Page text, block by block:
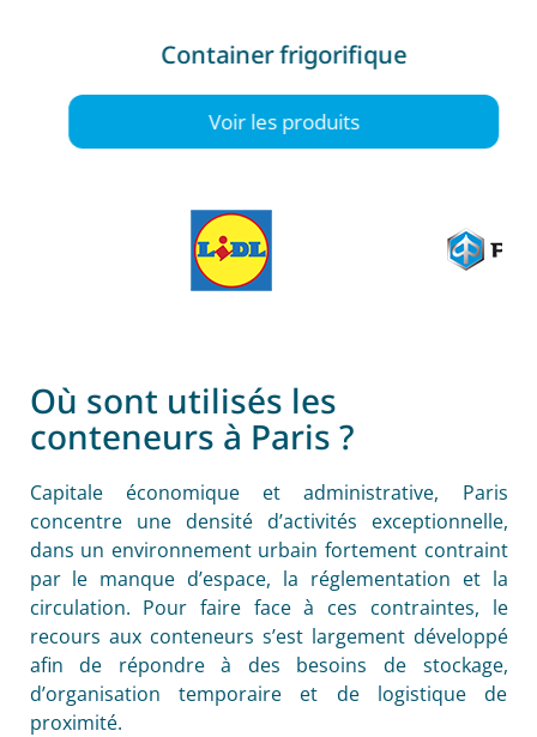
Container frigorifique
Voir les produits
Où sont utilisés les
conteneurs à Paris ?
Capitale économique et administrative, Paris
concentre une densité d’activités exceptionnelle,
dans un environnement urbain fortement contraint
par le manque d’espace, la réglementation et la
circulation. Pour faire face à ces contraintes, le
recours aux conteneurs s’est largement développé
afin de répondre à des besoins de stockage,
d’organisation temporaire et de logistique de
proximité.